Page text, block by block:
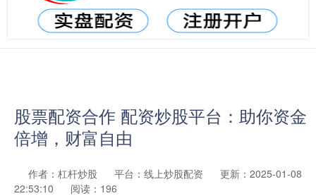
股票配资合作 配资炒股平台：助你资金
倍增，财富自由
作者：杠杆炒股 平台：线上炒股配资
更新：2025-01-08
22:53:10
阅读：196